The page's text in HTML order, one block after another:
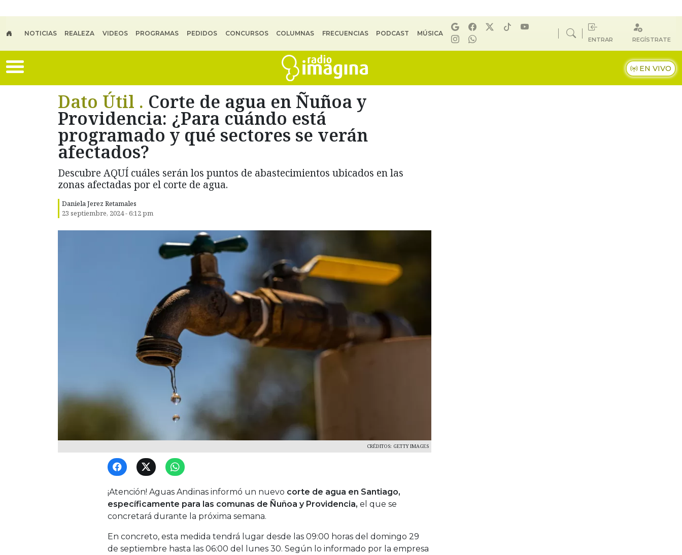
NOTICIAS REALEZA VIDEOS PROGRAMAS PEDIDOS CONCURSOS COLUMNAS FRECUENCIAS PODCAST MÚSICA
ENTRAR REGÍSTRATE
EN VIVO
Dato Útil . Corte de agua en Ñuñoa y
Providencia: ¿Para cuándo está
programado y qué sectores se verán
afectados?
Descubre AQUÍ cuáles serán los puntos de abastecimientos ubicados en las
zonas afectadas por el corte de agua.
Daniela Jerez Retamales
23 septiembre, 2024 - 6:12 pm
CRÉDITOS: GETTY IMAGES
¡Atención! Aguas Andinas informó un nuevo corte de agua en Santiago,
específicamente para las comunas de Ñuñoa y Providencia, el que se
concretará durante la próxima semana.
En concreto, esta medida tendrá lugar desde las 09:00 horas del domingo 29
de septiembre hasta las 06:00 del lunes 30. Según lo informado por la empresa